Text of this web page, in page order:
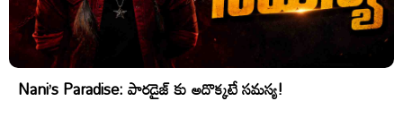
Nani’s Paradise: పారడైజ్ కు అదొక్కటే సమస్య!